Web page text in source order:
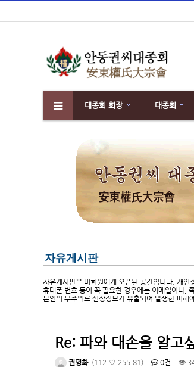
대종회 회장 대종회
자유게시판
자유게시판은 비회원에게 오픈된 공간입니다. 개인
휴대폰 번호 등이 꼭 필요한 경우에는 이메일이나,
본인의 부주의로 신상정보가 유출되어 발생한 피해
Re: 파와 대손을 알고
권영화 (112.♡.255.81) 0건